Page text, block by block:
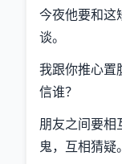
今夜他要和这
谈。
我跟你推心置
信谁？
朋友之间要相
鬼，互相猜疑。